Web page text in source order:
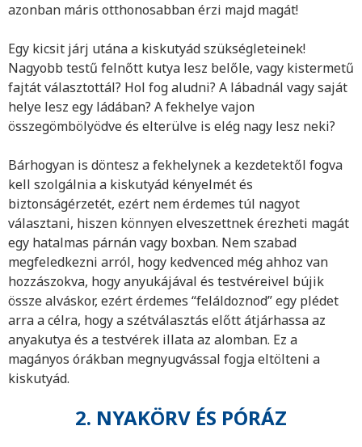
azonban máris otthonosabban érzi majd magát!
Egy kicsit járj utána a kiskutyád szükségleteinek!
Nagyobb testű felnőtt kutya lesz belőle, vagy kistermetű
fajtát választottál? Hol fog aludni? A lábadnál vagy saját
helye lesz egy ládában? A fekhelye vajon
összegömbölyödve és elterülve is elég nagy lesz neki?
Bárhogyan is döntesz a fekhelynek a kezdetektől fogva
kell szolgálnia a kiskutyád kényelmét és
biztonságérzetét, ezért nem érdemes túl nagyot
választani, hiszen könnyen elveszettnek érezheti magát
egy hatalmas párnán vagy boxban. Nem szabad
megfeledkezni arról, hogy kedvenced még ahhoz van
hozzászokva, hogy anyukájával és testvéreivel bújik
össze alváskor, ezért érdemes “feláldoznod” egy plédet
arra a célra, hogy a szétválasztás előtt átjárhassa az
anyakutya és a testvérek illata az alomban. Ez a
magányos órákban megnyugvással fogja eltölteni a
kiskutyád.
2. NYAKÖRV ÉS PÓRÁZ